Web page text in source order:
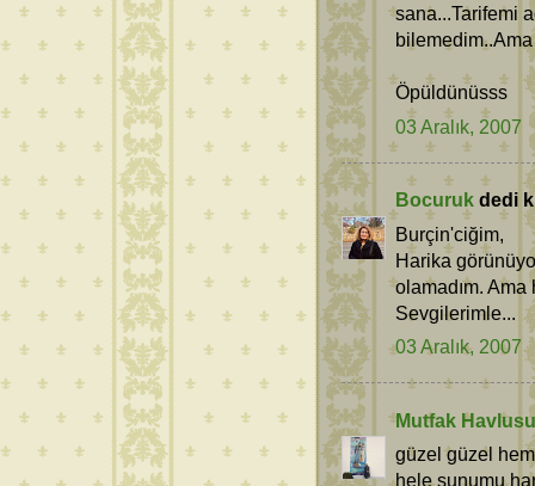
sana...Tarifemi
Öpüldünüsss
03 Aralık, 2007
Bocuruk dedi
Burçin'ciğim,
Harika
olamadım.
Sevgilerimle...
03 Aralık, 2007
Mutfak Havlusu
güzel güzel
hele sunumu